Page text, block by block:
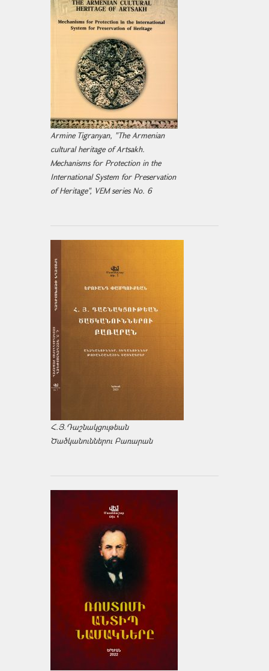
Armine Tigranyan, "The Armenian
cultural heritage of Artsakh.
Mechanisms for Protection in the
International System for Preservation
of Heritage", VEM series No. 6
Հ.Յ.Դաշնակցութեան
Ծածկանուններու Բառարան